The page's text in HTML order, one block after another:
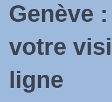
Genève
votre
ligne